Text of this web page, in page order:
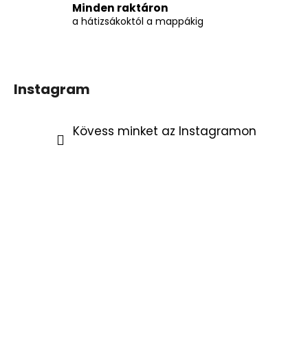
e
i
Minden raktáron
a hátizsákoktól a mappákig
Instagram
Kövess minket az Instagramon